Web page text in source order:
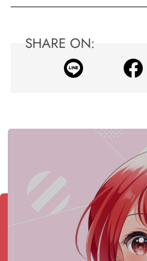
SHARE ON: